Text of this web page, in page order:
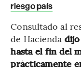
riesgo país
Consultado al
de Hacienda
hasta el fin del
prácticamente